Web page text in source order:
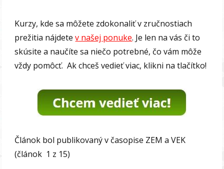
Kurzy, kde sa môžete zdokonaliť v zručnostiach
prežitia nájdetev našej ponuke. Je len na vás či to
skúsite a naučíte sa niečo potrebné, čo vám môže
vždy pomôcť. Ak chceš vedieť viac, klikni na tlačítko!
Článok bol publikovaný v časopise ZEM a VEK
(článok 1 z 15)